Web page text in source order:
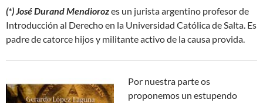
(*) José Durand Mendiorozes un jurista argentino profesor de
Introducción al Derecho en la Universidad Católica de Salta. Es
padre de catorce hijos y militante activo de la causa provida.
Por nuestra parte os
proponemos un estupendo